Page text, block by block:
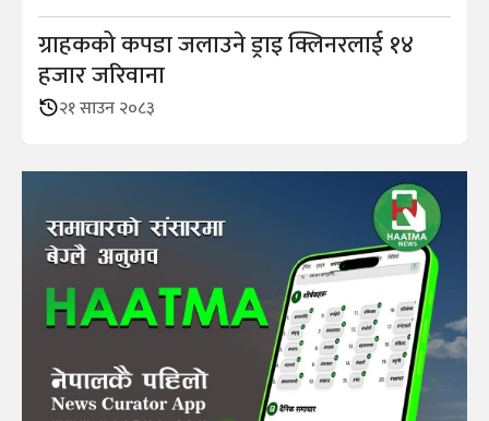
ग्राहकको कपडा जलाउने ड्राइ क्लिनरलाई १४
हजार जरिवाना
२१ साउन २०८३